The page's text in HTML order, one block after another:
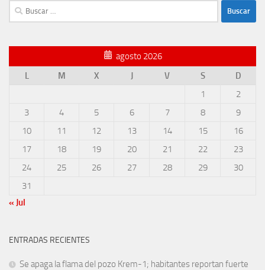
Buscar:
agosto 2026
L
M X J V S
D
1
2
3
4 5 6 7 8
9
10
11 12 13 14 15
16
17
18 19 20 21 22
23
24
25 26 27 28 29
30
31
« Jul
ENTRADAS RECIENTES
Se apaga la flama del pozo Krem-1; habitantes reportan fuerte